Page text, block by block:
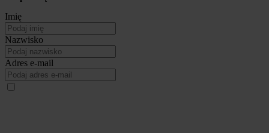
Imię
Nazwisko
Adres e-mail